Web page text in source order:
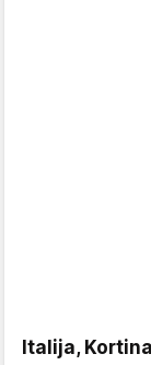
Italija,